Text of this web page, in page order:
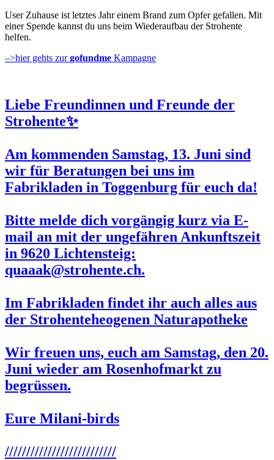
User Zuhause ist letztes Jahr einem Brand zum Opfer gefallen. Mit
einer Spende kannst du uns beim Wiederaufbau der Strohente
helfen.
–>hier gehts zurgofundme Kampagne
Liebe Freundinnen und Freunde der
Strohente✨
Am kommenden Samstag, 13. Juni sind
wir für Beratungen bei uns im
Fabrikladen in Toggenburg für euch da!
Bitte melde dich vorgängig kurz via E-
mail an mit der ungefähren Ankunftszeit
in 9620 Lichtensteig:
quaaak@strohente.ch.
Im Fabrikladen findet ihr auch alles aus
der Strohenteheogenen Naturapotheke
Wir freuen uns, euch am Samstag, den 20.
Juni wieder am Rosenhofmarkt zu
begrüssen.
Eure Milani-birds
//////////////////////////